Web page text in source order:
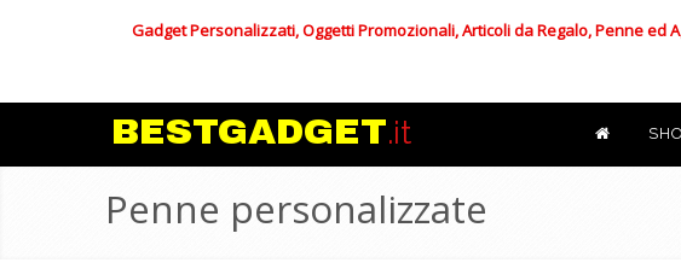
Gadget Personalizzati, Oggetti Promozionali, Articoli da Regalo, Penne
BESTGADGET.it
Penne personalizzate